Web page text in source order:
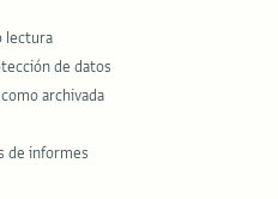
lectura
de datos
archivada
de informes